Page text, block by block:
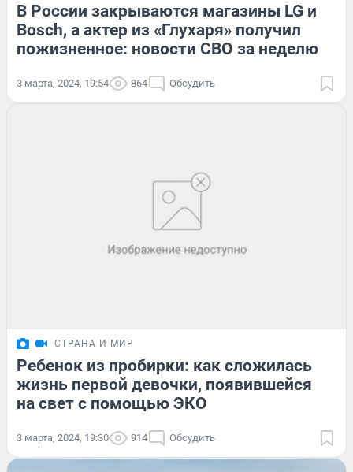
В России закрываются магазины LG и
Bosch, а актер из «Глухаря» получил
пожизненное: новости СВО за неделю
3 марта, 2024, 19:54 864 Обсудить
СТРАНА И МИР
Ребенок из пробирки: как сложилась
жизнь первой девочки, появившейся
на свет с помощью ЭКО
3 марта, 2024, 19:30 914 Обсудить